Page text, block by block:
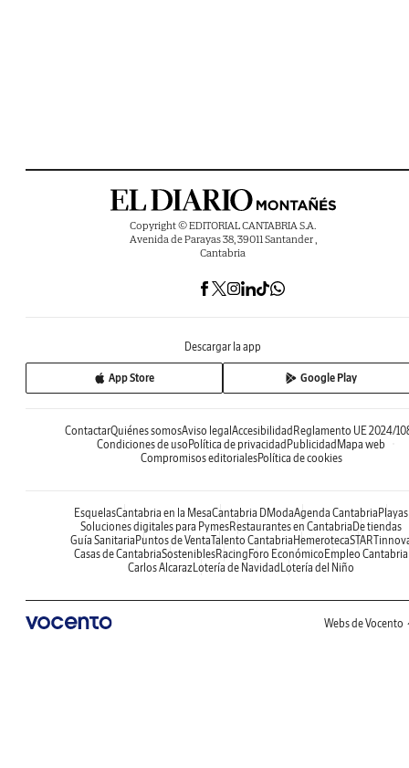
Copyright © EDITORIAL CANTABRIA S.A.
Avenida de Parayas 38, 39011 Santander ,
Cantabria
Descargar la app
App Store Google Play
ContactarQuiénes somosAviso legalAccesibilidadReglamento UE 2024/
Condiciones de usoPolítica de privacidadPublicidadMapa web
Compromisos editorialesPolítica de cookies
EsquelasCantabria en la MesaCantabria DModaAgenda CantabriaPlayas
Soluciones digitales para PymesRestaurantes en CantabriaDe tiendas
Guía SanitariaPuntos de VentaTalento CantabriaHemeroteca
Casas de CantabriaSosteniblesRacingForo EconómicoEmpleo Cantabria
Carlos AlcarazLotería de NavidadLotería del Niño
Webs de Vocento